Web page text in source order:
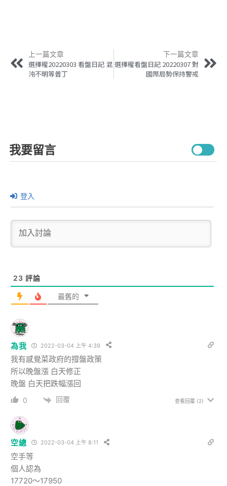
上一篇文章
選擇權20220303 看盤日記 混
沌不明等普丁
下一篇文章
選擇權看盤日記 20220307 對
國際局勢保持警戒
我要留言
登入
23 評論
最舊的
為我 2022-03-04 上午 4:39
我有感覺菜政府的撐盤政策
所以晚盤漲 白天修正
晚盤 白天把跌幅漲回
0 回覆 查看回覆 (2)
空總 2022-03-04 上午 8:11
空手等
個人認為
17720～17950